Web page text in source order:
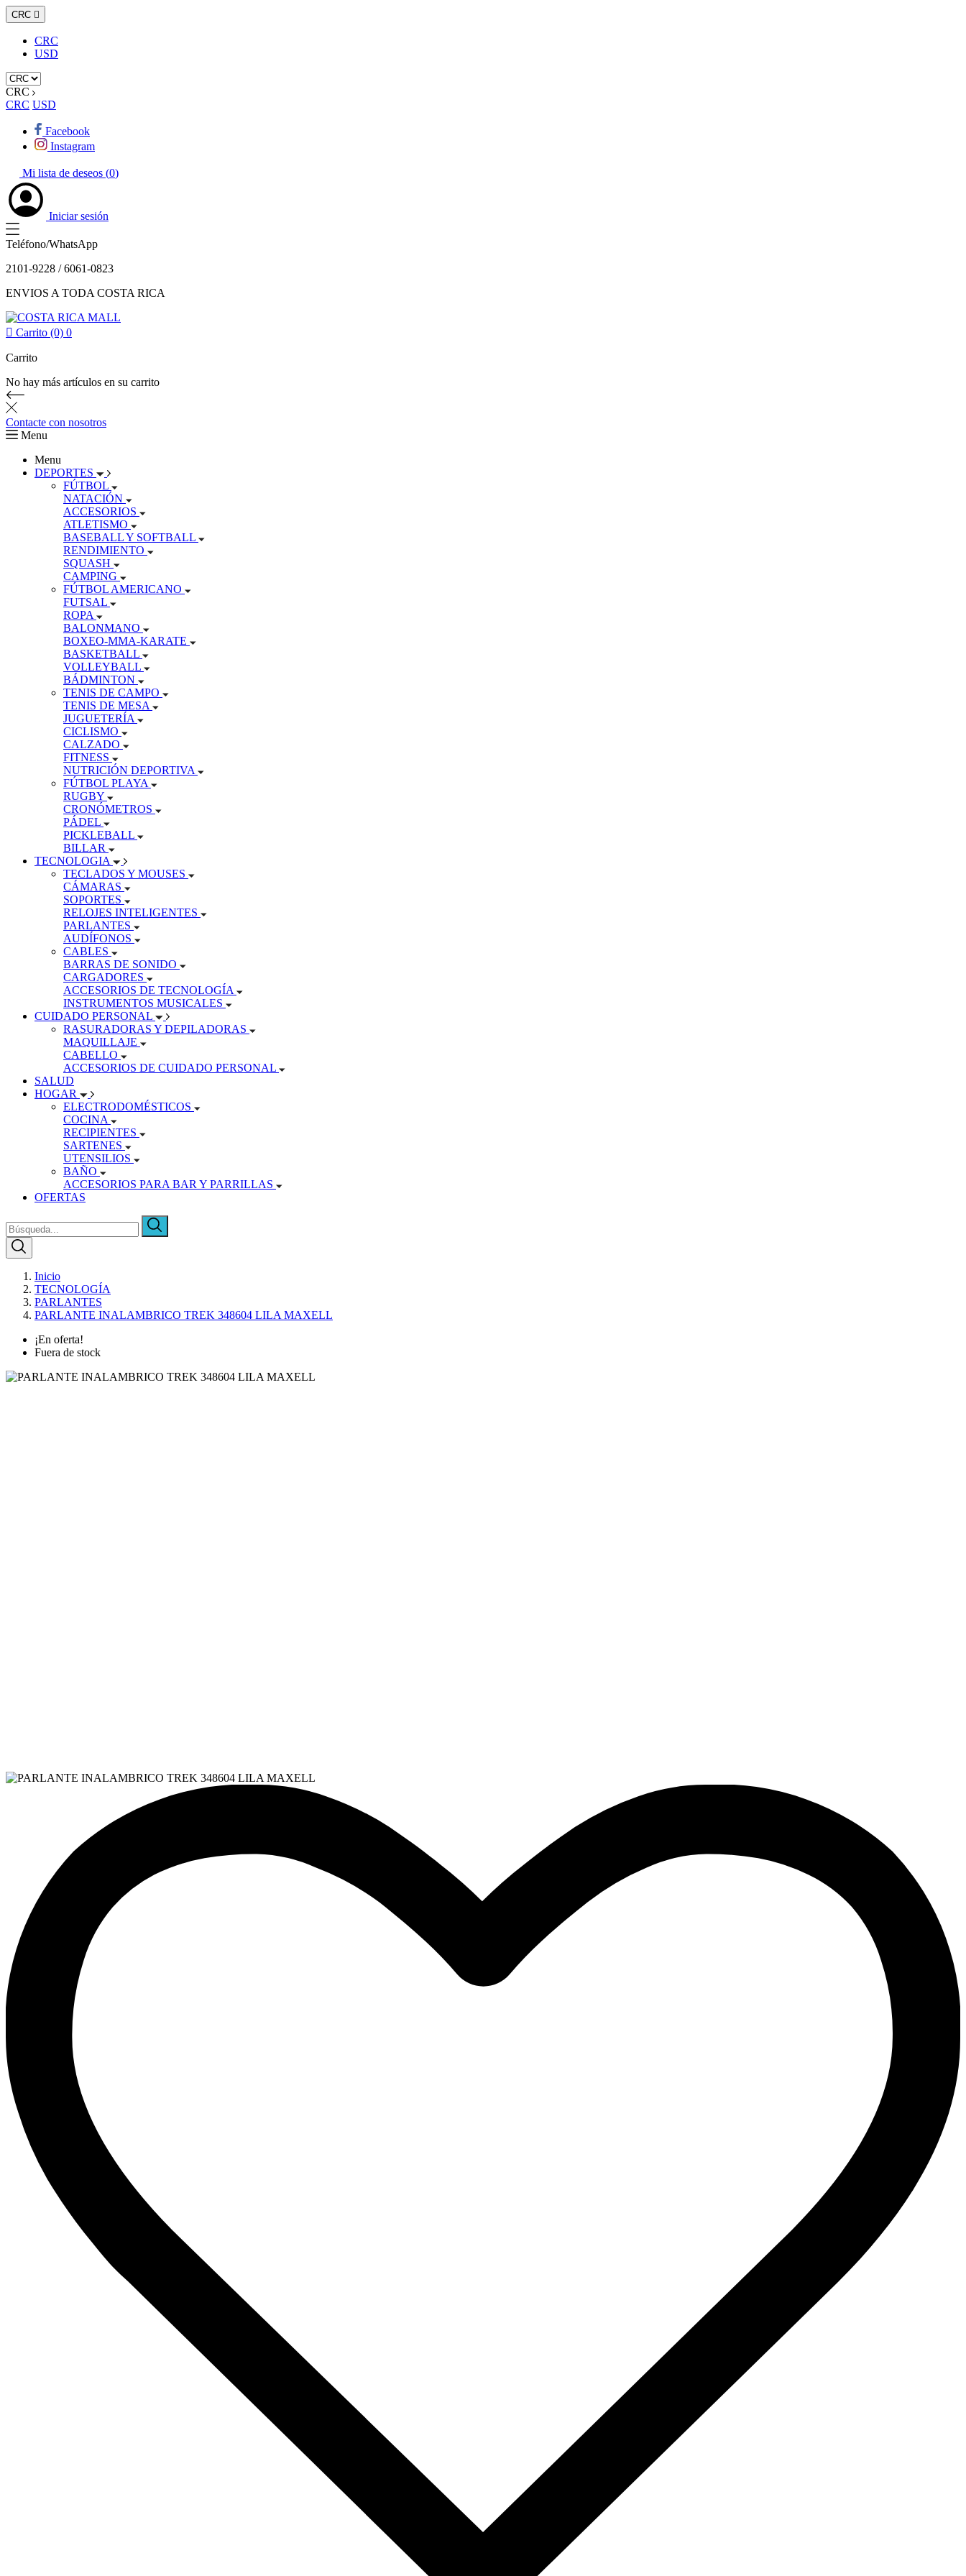
CRC 
CRC
USD
CRC
CRC USD
Facebook
Instagram
Mi lista de deseos (0)
Iniciar sesión
Teléfono/WhatsApp
2101-9228 / 6061-0823
ENVIOS A TODA COSTA RICA
 Carrito (0) 0
Carrito
No hay más artículos en su carrito
Contacte con nosotros
Menu
Menu
DEPORTES
FÚTBOL
NATACIÓN
ACCESORIOS
ATLETISMO
BASEBALL Y SOFTBALL
RENDIMIENTO
SQUASH
CAMPING
FÚTBOL AMERICANO
FUTSAL
ROPA
BALONMANO
BOXEO-MMA-KARATE
BASKETBALL
VOLLEYBALL
BÁDMINTON
TENIS DE CAMPO
TENIS DE MESA
JUGUETERÍA
CICLISMO
CALZADO
FITNESS
NUTRICIÓN DEPORTIVA
FÚTBOL PLAYA
RUGBY
CRONÓMETROS
PÁDEL
PICKLEBALL
BILLAR
TECNOLOGIA
TECLADOS Y MOUSES
CÁMARAS
SOPORTES
RELOJES INTELIGENTES
PARLANTES
AUDÍFONOS
CABLES
BARRAS DE SONIDO
CARGADORES
ACCESORIOS DE TECNOLOGÍA
INSTRUMENTOS MUSICALES
CUIDADO PERSONAL
RASURADORAS Y DEPILADORAS
MAQUILLAJE
CABELLO
ACCESORIOS DE CUIDADO PERSONAL
SALUD
HOGAR
ELECTRODOMÉSTICOS
COCINA
RECIPIENTES
SARTENES
UTENSILIOS
BAÑO
ACCESORIOS PARA BAR Y PARRILLAS
OFERTAS
Inicio
TECNOLOGÍA
PARLANTES
PARLANTE INALAMBRICO TREK 348604 LILA MAXELL
¡En oferta!
Fuera de stock